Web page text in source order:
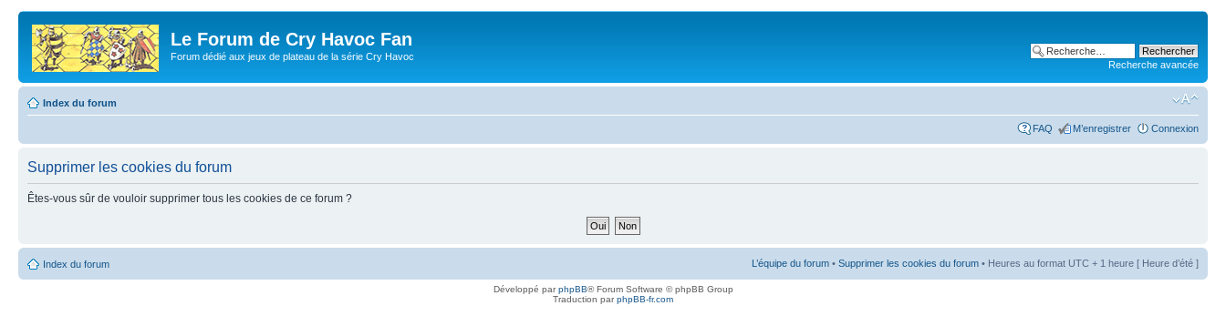
Le Forum de Cry Havoc Fan
Forum dédié aux jeux de plateau de la série Cry Havoc
Recherche avancée
Index du forum
FAQ M’enregistrer Connexion
Supprimer les cookies du forum
Êtes-vous sûr de vouloir supprimer tous les cookies de ce forum ?
Index du forum L’équipe du forum • Supprimer les cookies du forum • Heures au format UTC + 1 heure [ Heure d’été ]
Développé parphpBB® Forum Software © phpBB Group
Traduction parphpBB-fr.com